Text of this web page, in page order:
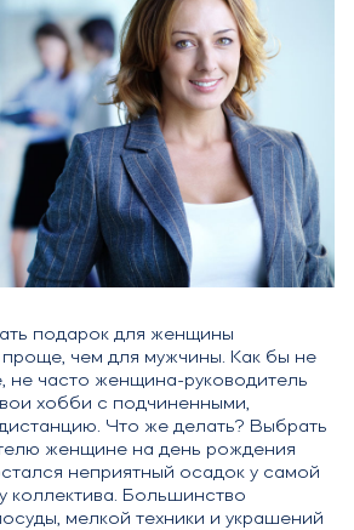
подарок для женщины
проще, чем для мужчины. Как бы не
не часто женщина-руководитель
хобби с подчиненными,
Что же делать? Выбрать
женщине на день рождения
неприятный осадок у самой
коллектива. Большинство
мелкой техники и украшений